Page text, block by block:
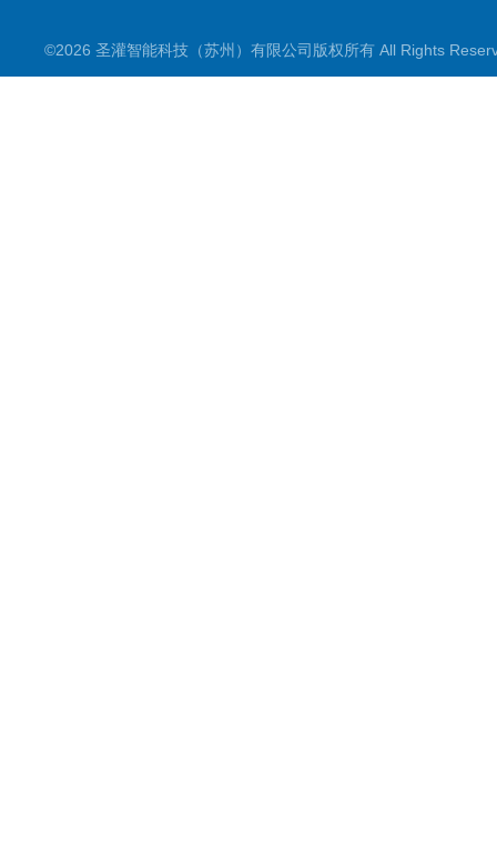
©2026 圣灌智能科技（苏州）有限公司版权所有 All Rights